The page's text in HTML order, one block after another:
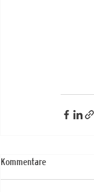
Kommentare